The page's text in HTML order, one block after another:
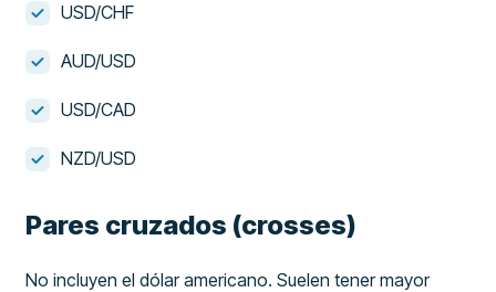
USD/CHF
AUD/USD
USD/CAD
NZD/USD
Pares cruzados (crosses)
No incluyen el dólar americano. Suelen tener mayor